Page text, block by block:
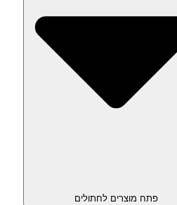
פתח מוצרים לחתולים